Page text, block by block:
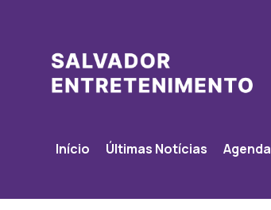
Início Últimas Notícias Agenda